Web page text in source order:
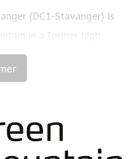
(DC1-Stavanger) is
in a former high
store.
with multiple local
plants.